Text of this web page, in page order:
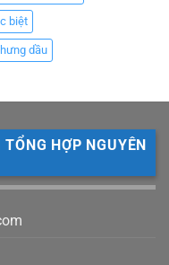
biệt
dầu
HỢP NGUYÊN